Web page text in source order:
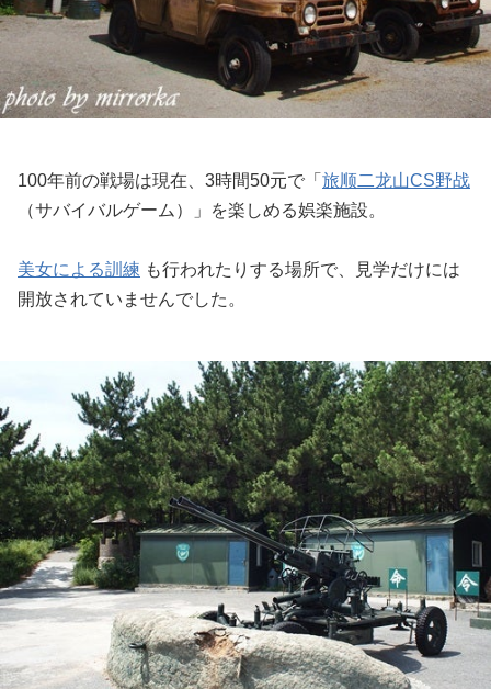
100年前の戦場は現在、3時間50元で「 旅顺二龙山CS野战
（サバイバルゲーム）」を楽しめる娯楽施設。
美女による訓練 も行われたりする場所で、見学だけには
開放されていませんでした。